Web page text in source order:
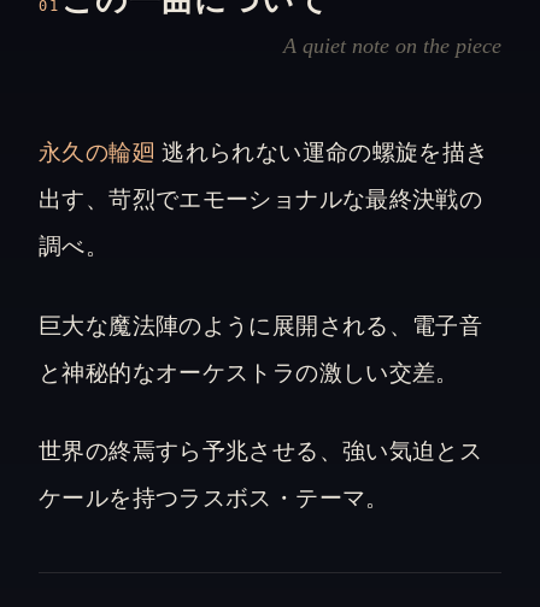
01
A quiet note on the piece
永久の輪廻 逃れられない運命の螺旋を描き
出す、苛烈でエモーショナルな最終決戦の
調べ。
巨大な魔法陣のように展開される、電子音
と神秘的なオーケストラの激しい交差。
世界の終焉すら予兆させる、強い気迫とス
ケールを持つラスボス・テーマ。